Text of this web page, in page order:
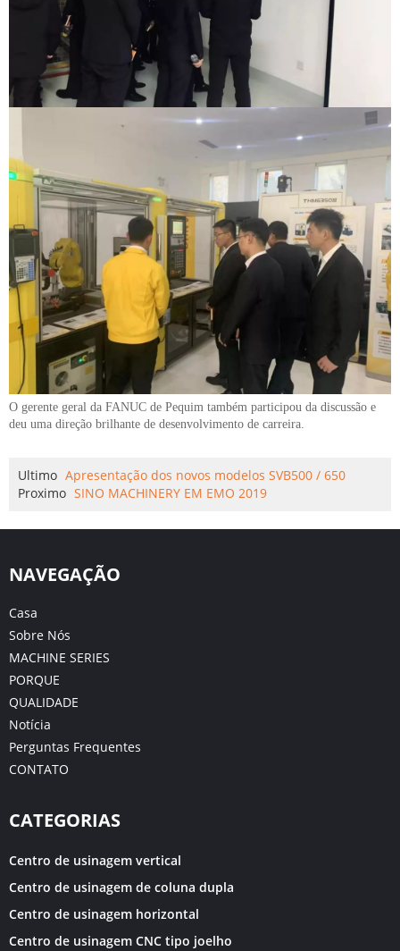
O gerente geral da FANUC de Pequim também participou da discussão e
deu uma direção brilhante de desenvolvimento de carreira.
Ultimo Apresentação dos novos modelos SVB500 / 650
Proximo SINO MACHINERY EM EMO 2019
NAVEGAÇÃO
Casa
Sobre Nós
MACHINE SERIES
PORQUE
QUALIDADE
Notícia
Perguntas Frequentes
CONTATO
CATEGORIAS
Centro de usinagem vertical
Centro de usinagem de coluna dupla
Centro de usinagem horizontal
Centro de usinagem CNC tipo joelho